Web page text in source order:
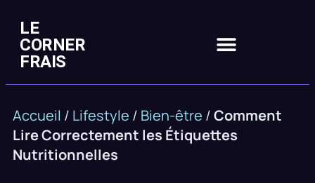
LE
CORNER
FRAIS
Accueil / Lifestyle / Bien-être /Comment
Lire Correctement les Étiquettes
Nutritionnelles